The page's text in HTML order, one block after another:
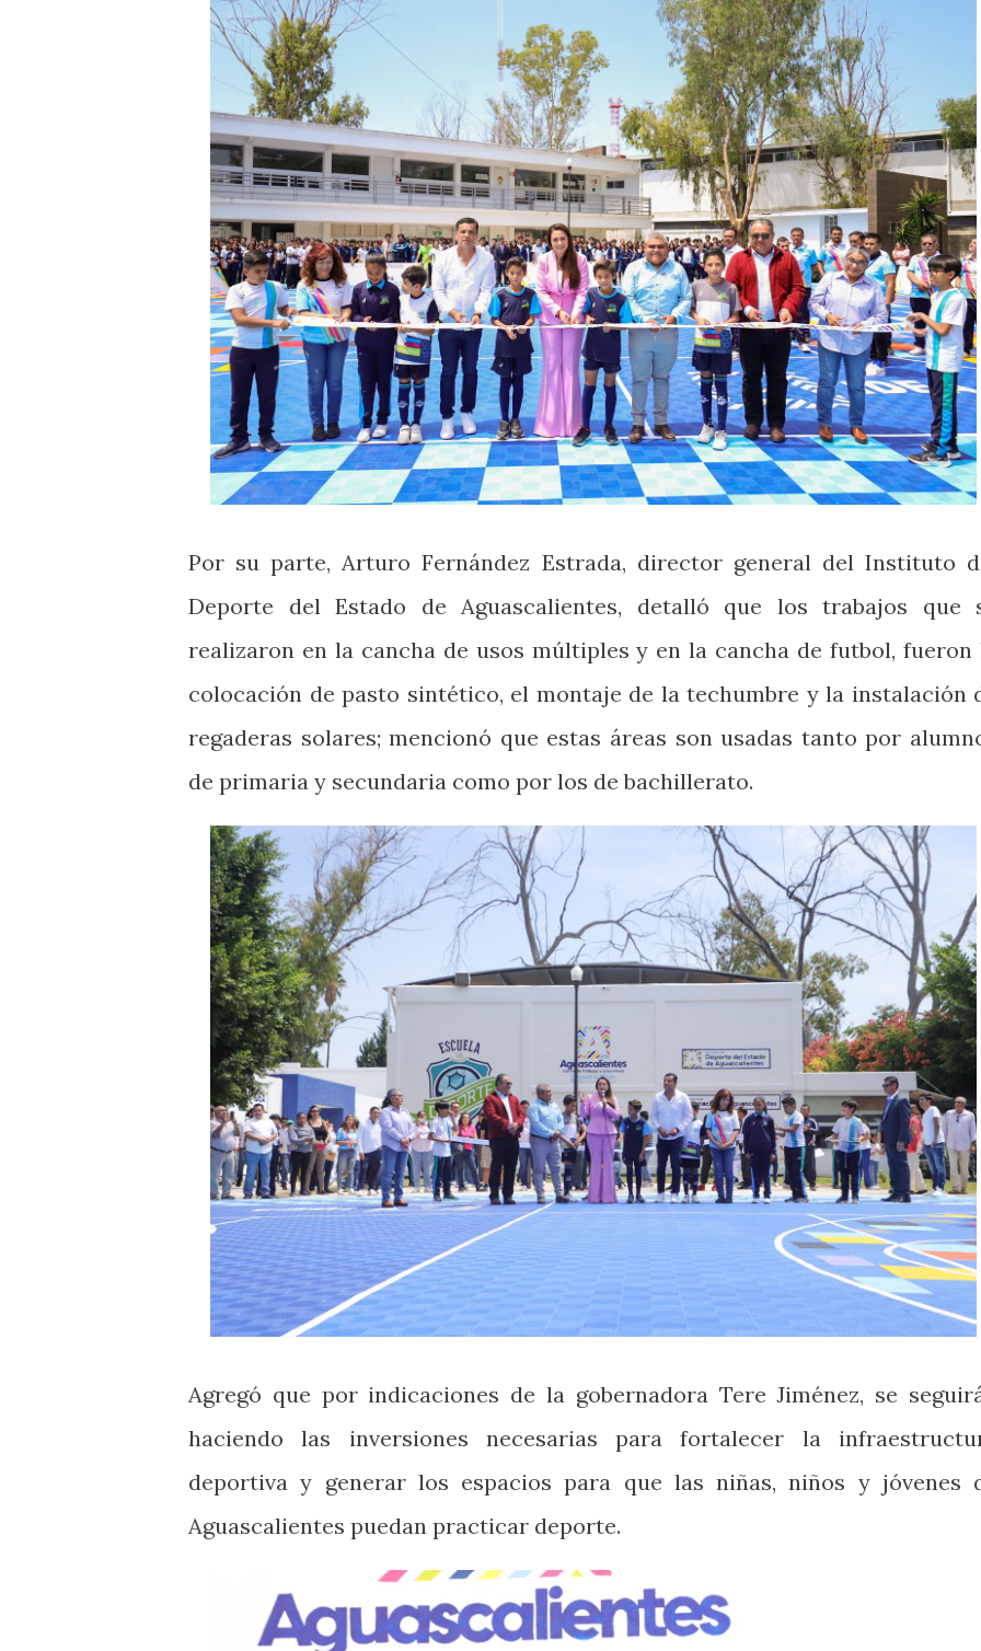
Por su parte, Arturo Fernández Estrada, director general del Instituto
Deporte del Estado de Aguascalientes, detalló que los trabajos que
realizaron en la cancha de usos múltiples y en la cancha de futbol, fueron
colocación de pasto sintético, el montaje de la techumbre y la instalación
regaderas solares; mencionó que estas áreas son usadas tanto por
de primaria y secundaria como por los de bachillerato.
Agregó que por indicaciones de la gobernadora Tere Jiménez, se
haciendo las inversiones necesarias para fortalecer la
deportiva y generar los espacios para que las niñas, niños y jóvenes
Aguascalientes puedan practicar deporte.